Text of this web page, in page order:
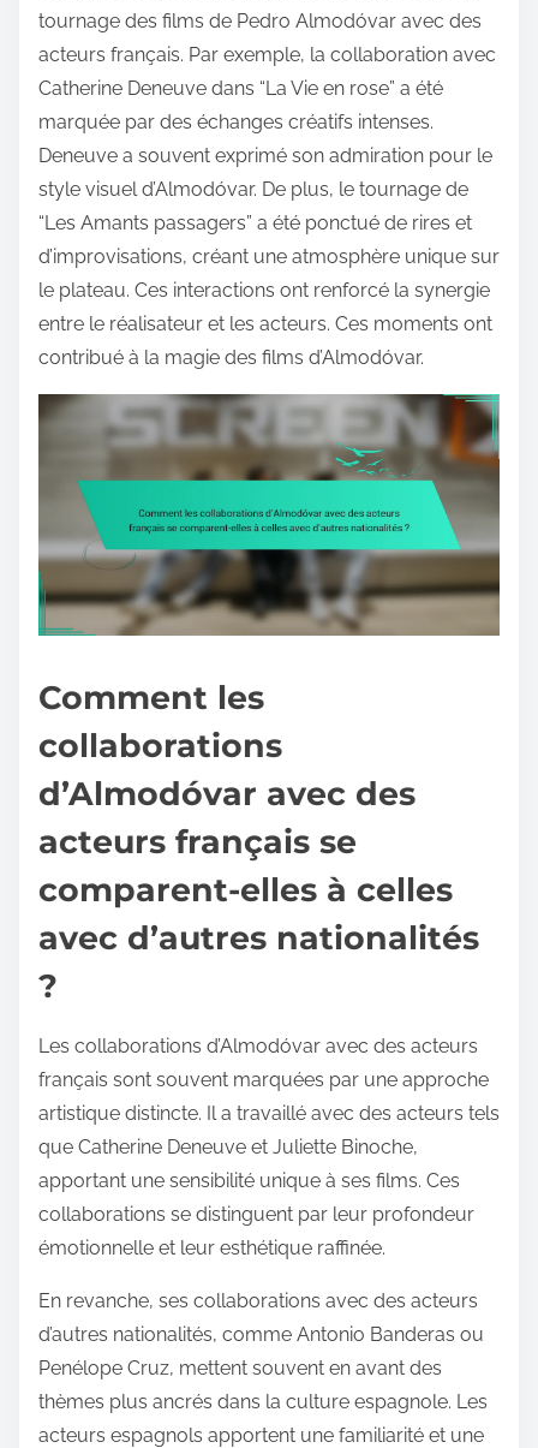
tournage des films de Pedro Almodóvar avec des
acteurs français. Par exemple, la collaboration avec
Catherine Deneuve dans “La Vie en rose” a été
marquée par des échanges créatifs intenses.
Deneuve a souvent exprimé son admiration pour le
style visuel d’Almodóvar. De plus, le tournage de
“Les Amants passagers” a été ponctué de rires et
d’improvisations, créant une atmosphère unique sur
le plateau. Ces interactions ont renforcé la synergie
entre le réalisateur et les acteurs. Ces moments ont
contribué à la magie des films d’Almodóvar.
Comment les
collaborations
d’Almodóvar avec des
acteurs français se
comparent-elles à celles
avec d’autres nationalités
?
Les collaborations d’Almodóvar avec des acteurs
français sont souvent marquées par une approche
artistique distincte. Il a travaillé avec des acteurs tels
que Catherine Deneuve et Juliette Binoche,
apportant une sensibilité unique à ses films. Ces
collaborations se distinguent par leur profondeur
émotionnelle et leur esthétique raffinée.
En revanche, ses collaborations avec des acteurs
d’autres nationalités, comme Antonio Banderas ou
Penélope Cruz, mettent souvent en avant des
thèmes plus ancrés dans la culture espagnole. Les
acteurs espagnols apportent une familiarité et une